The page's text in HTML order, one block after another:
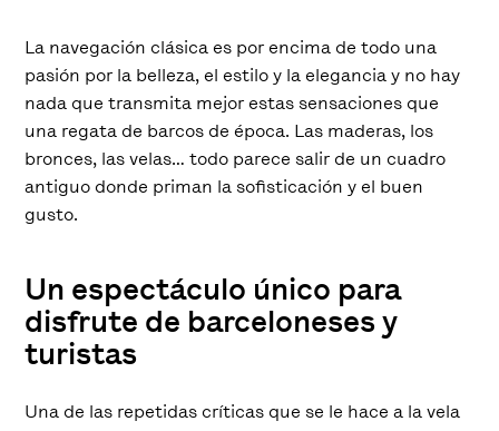
La navegación clásica es por encima de todo una
pasión por la belleza, el estilo y la elegancia y no hay
nada que transmita mejor estas sensaciones que
una regata de barcos de época. Las maderas, los
bronces, las velas… todo parece salir de un cuadro
antiguo donde priman la sofisticación y el buen
gusto.
Un espectáculo único para
disfrute de barceloneses y
turistas
Una de las repetidas críticas que se le hace a la vela